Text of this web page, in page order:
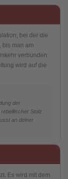
bei der die
bis man am
verbunden:
wird auf die
der
Stolz
an deiner
Es wird mit dem